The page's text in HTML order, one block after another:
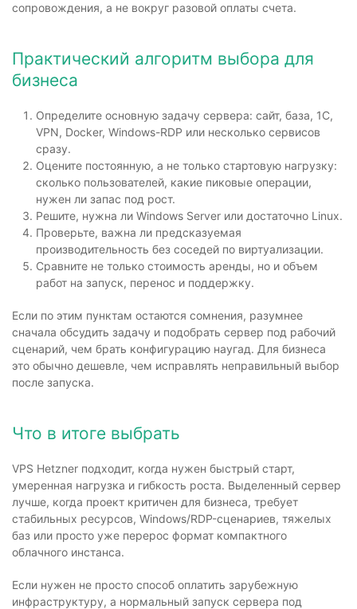
сопровождения, а не вокруг разовой оплаты счета.
Практический алгоритм выбора для
бизнеса
Определите основную задачу сервера: сайт, база, 1С,
VPN, Docker, Windows-RDP или несколько сервисов
сразу.
Оцените постоянную, а не только стартовую нагрузку:
сколько пользователей, какие пиковые операции,
нужен ли запас под рост.
Решите, нужна ли Windows Server или достаточно Linux.
Проверьте, важна ли предсказуемая
производительность без соседей по виртуализации.
Сравните не только стоимость аренды, но и объем
работ на запуск, перенос и поддержку.
Если по этим пунктам остаются сомнения, разумнее
сначала обсудить задачу и подобрать сервер под рабочий
сценарий, чем брать конфигурацию наугад. Для бизнеса
это обычно дешевле, чем исправлять неправильный выбор
после запуска.
Что в итоге выбрать
VPS Hetzner подходит, когда нужен быстрый старт,
умеренная нагрузка и гибкость роста. Выделенный сервер
лучше, когда проект критичен для бизнеса, требует
стабильных ресурсов, Windows/RDP-сценариев, тяжелых
баз или просто уже перерос формат компактного
облачного инстанса.
Если нужен не просто способ оплатить зарубежную
инфраструктуру, а нормальный запуск сервера под